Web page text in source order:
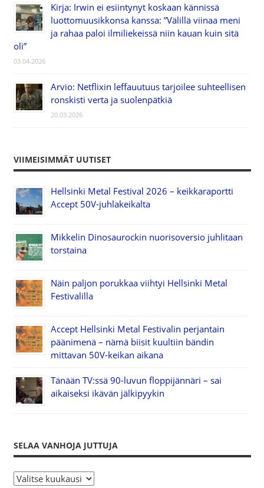
Kirja: Irwin ei esiintynyt koskaan kännissä
luottomuusikkonsa kanssa: ”Välillä viinaa meni
ja rahaa paloi ilmiliekeissä niin kauan kuin sitä
oli”
03.04.2026
Arvio: Netflixin leffauutuus tarjoilee suhteellisen
ronskisti verta ja suolenpätkiä
20.03.2026
VIIMEISIMMÄT UUTISET
Hellsinki Metal Festival 2026 – keikkaraportti
Accept 50V-juhlakeikalta
Mikkelin Dinosaurockin nuorisoversio juhlitaan
torstaina
Näin paljon porukkaa viihtyi Hellsinki Metal
Festivalilla
Accept Hellsinki Metal Festivalin perjantain
päänimenä – nämä biisit kuultiin bändin
mittavan 50V-keikan aikana
Tänään TV:ssä 90-luvun floppijännäri – sai
aikaiseksi ikävän jälkipyykin
SELAA VANHOJA JUTTUJA
S